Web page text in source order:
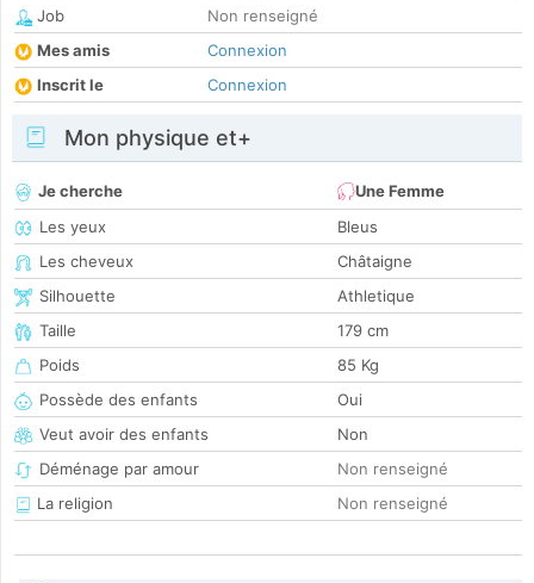
Job
Non renseigné
Mes amis
Connexion
Inscrit le
Connexion
Mon physique et+
Je cherche
Une Femme
Les yeux
Bleus
Les cheveux
Châtaigne
Silhouette
Athletique
Taille
179 cm
Poids
85 Kg
Possède des enfants
Oui
Veut avoir des enfants
Non
Déménage par amour
Non renseigné
La religion
Non renseigné